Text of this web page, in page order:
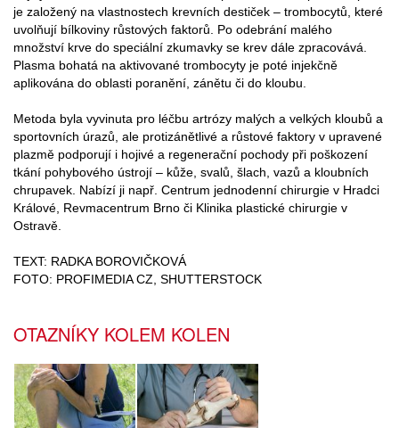
je založený na vlastnostech krevních destiček – trombocytů, které
uvolňují bílkoviny růstových faktorů. Po odebrání malého
množství krve do speciální zkumavky se krev dále zpracovává.
Plasma bohatá na aktivované trombocyty je poté injekčně
aplikována do oblasti poranění, zánětu či do kloubu.
Metoda byla vyvinuta pro léčbu artrózy malých a velkých kloubů a
sportovních úrazů, ale protizánětlivé a růstové faktory v upravené
plazmě podporují i hojivé a regenerační pochody při poškození
tkání pohybového ústrojí – kůže, svalů, šlach, vazů a kloubních
chrupavek. Nabízí ji např. Centrum jednodenní chirurgie v Hradci
Králové, Revmacentrum Brno či Klinika plastické chirurgie v
Ostravě.
TEXT: RADKA BOROVIČKOVÁ
FOTO: PROFIMEDIA CZ, SHUTTERSTOCK
OTAZNÍKY KOLEM KOLEN